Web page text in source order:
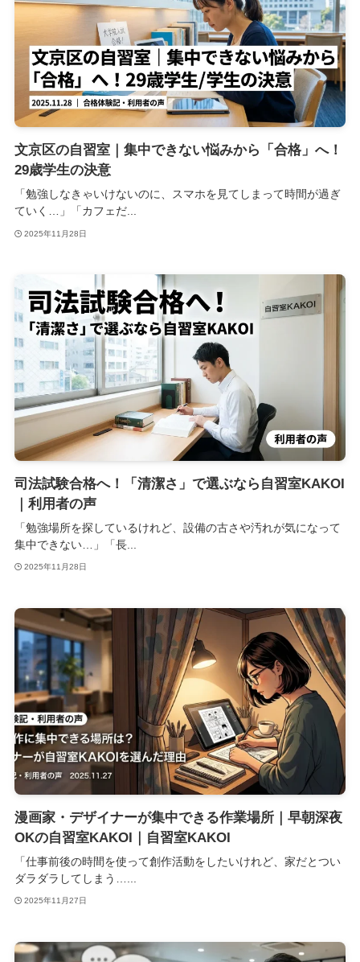
文京区の自習室｜集中できない悩みから「合格」へ！
29歳学生の決意
「勉強しなきゃいけないのに、スマホを見てしまって時間が過ぎ
ていく…」「カフェだ...
2025年11月28日
司法試験合格へ！「清潔さ」で選ぶなら自習室KAKOI
｜利用者の声
「勉強場所を探しているけれど、設備の古さや汚れが気になって
集中できない…」「長...
2025年11月28日
漫画家・デザイナーが集中できる作業場所｜早朝深夜
OKの自習室KAKOI｜自習室KAKOI
「仕事前後の時間を使って創作活動をしたいけれど、家だとつい
ダラダラしてしまう…...
2025年11月27日